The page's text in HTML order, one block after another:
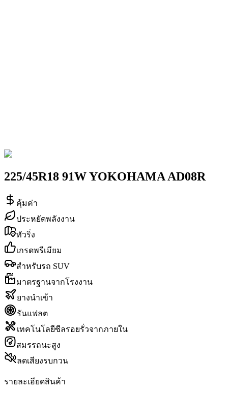
225/45R18 91W YOKOHAMA AD08R
คุ้มค่า
ประหยัดพลังงาน
ทัวริ่ง
เกรดพรีเมียม
สำหรับรถ SUV
มาตรฐานจากโรงงาน
ยางนำเข้า
รันแฟลต
เทคโนโลยีซีลรอยรั่วจากภายใน
สมรรถนะสูง
ลดเสียงรบกวน
รายละเอียดสินค้า